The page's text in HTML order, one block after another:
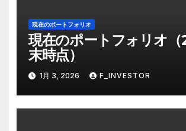
現在のポートフォリオ
現在のポートフォリオ
末時点）
1月 3, 2026 F_INVESTOR